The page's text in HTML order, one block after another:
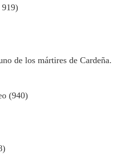
de los mártires de Cardeña.
(940)